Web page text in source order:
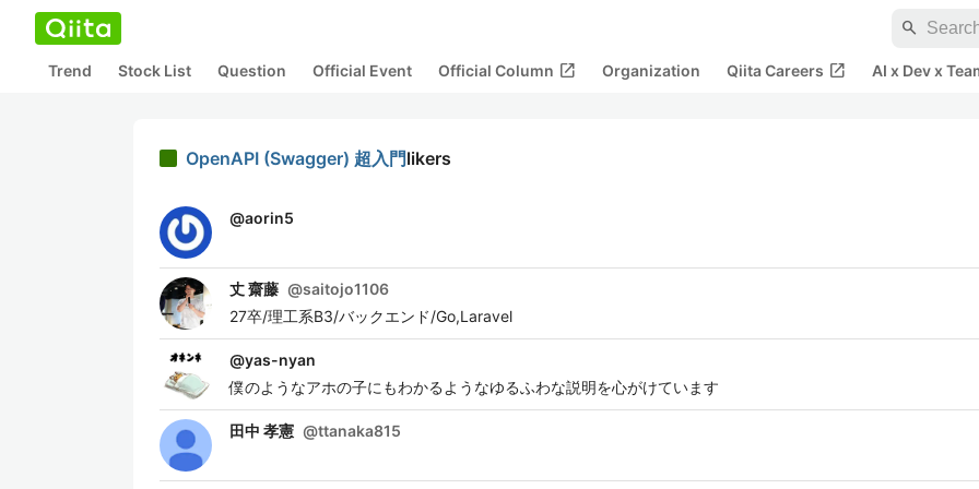
search
Trend Stock List Question Official Event Official Column open_in_new Organization Qiita Careers open_in_new AI x Dev x
OpenAPI (Swagger) 超入門likers
@aorin5
丈 齋藤 @saitojo1106
27卒/理工系B3/バックエンド/Go,Laravel
@yas-nyan
僕のようなアホの子にもわかるようなゆるふわな説明を心がけています
田中 孝憲 @ttanaka815